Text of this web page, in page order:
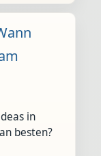
in
besten?